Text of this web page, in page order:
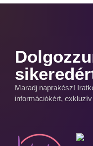
Maradj naprakész!
információkért,